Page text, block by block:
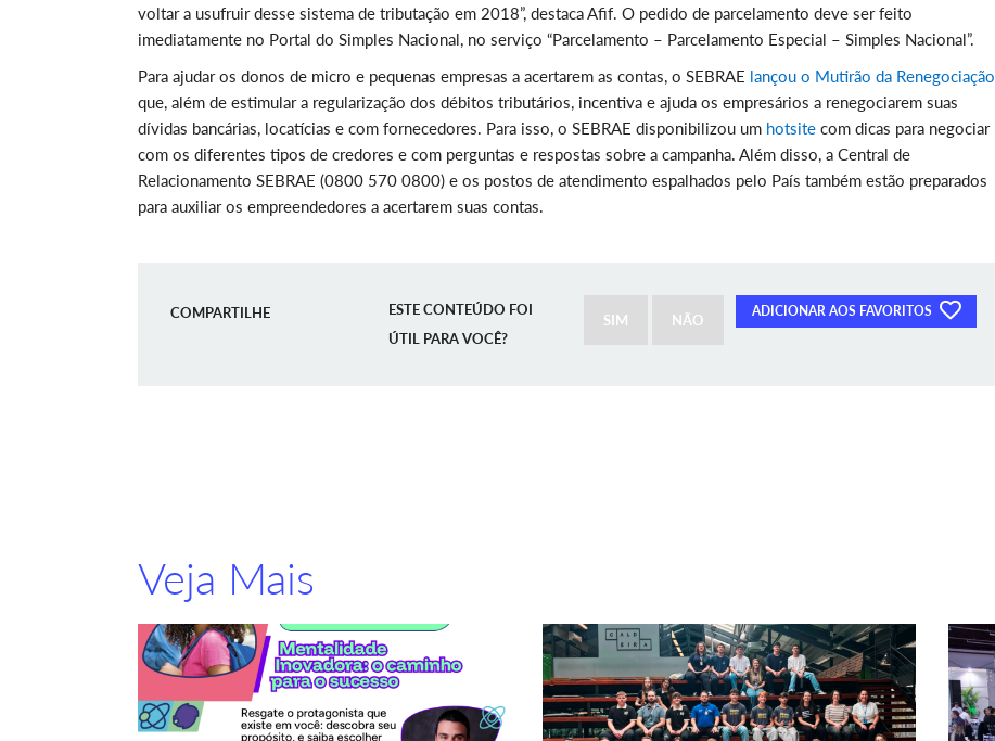
voltar a usufruir desse sistema de tributação em 2018”, destaca Afif. O pedido de parcelamento deve ser feito
imediatamente no Portal do Simples Nacional, no serviço “Parcelamento – Parcelamento Especial – Simples Nacional”.
Para ajudar os donos de micro e pequenas empresas a acertarem as contas, o SEBRAE lançou o Mutirão da Renegociação
que, além de estimular a regularização dos débitos tributários, incentiva e ajuda os empresários a renegociarem suas
dívidas bancárias, locatícias e com fornecedores. Para isso, o SEBRAE disponibilizou um hotsite com dicas para negociar
com os diferentes tipos de credores e com perguntas e respostas sobre a campanha. Além disso, a Central de
Relacionamento SEBRAE (0800 570 0800) e os postos de atendimento espalhados pelo País também estão preparados
para auxiliar os empreendedores a acertarem suas contas.
COMPARTILHE ADICIONAR AOS FAVORITOS
ESTE CONTEÚDO FOI
ÚTIL PARA VOCÊ?
SIM NÃO
Veja Mais